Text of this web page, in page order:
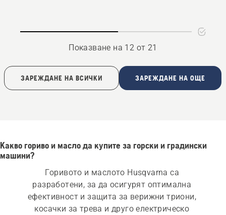
Показване на 12 от 21
ЗАРЕЖДАНЕ НА ВСИЧКИ ЗАРЕЖДАНЕ НА ОЩЕ
Какво гориво и масло да купите за горски и градински
машини?
Горивото и маслото Husqvarna са
разработени, за да осигурят оптимална
ефективност и защита за верижни триони,
косачки за трева и друго електрическо